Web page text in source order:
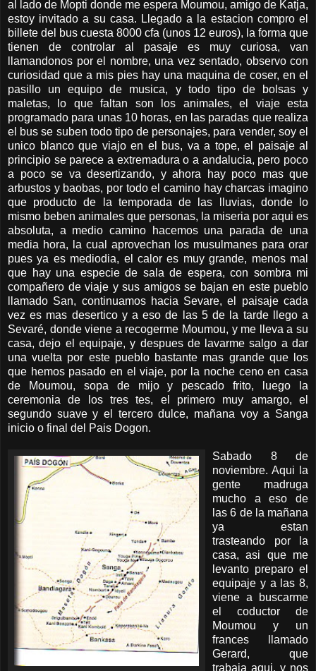
al lado de Mopti donde me espera Moumou, amigo de Katja,
estoy invitado a su casa. Llegado a la estacion compro el
billete del bus cuesta 8000 cfa (unos 12 euros), la forma que
tienen de controlar al pasaje es muy curiosa, van
llamandonos por el nombre, una vez sentado, observo con
curiosidad que a mis pies hay una maquina de coser, en el
pasillo un equipo de musica, y todo tipo de bolsas y
maletas, lo que faltan son los animales, el viaje esta
programado para unas 10 horas, en las paradas que realiza
el bus se suben todo tipo de personajes, para vender, soy el
unico blanco que viajo en el bus, va a tope, el paisaje al
principio se parece a extremadura o a andalucia, pero poco
a poco se va desertizando, y ahora hay poco mas que
arbustos y baobas, por todo el camino hay charcas imagino
que producto de la temporada de las lluvias, donde lo
mismo beben animales que personas, la miseria por aqui es
absoluta, a medio camino hacemos una parada de una
media hora, la cual aprovechan los musulmanes para orar
pues ya es mediodia, el calor es muy grande, menos mal
que hay una especie de sala de espera, con sombra mi
compañero de viaje y sus amigos se bajan en este pueblo
llamado San, continuamos hacia Sevare, el paisaje cada
vez es mas desertico y a eso de las 5 de la tarde llego a
Sevaré, donde viene a recogerme Moumou, y me lleva a su
casa, dejo el equipaje, y despues de lavarme salgo a dar
una vuelta por este pueblo bastante mas grande que los
que hemos pasado en el viaje, por la noche ceno en casa
de Moumou, sopa de mijo y pescado frito, luego la
ceremonia de los tres tes, el primero muy amargo, el
segundo suave y el tercero dulce, mañana voy a Sanga
inicio o final del Pais Dogon.
Sabado 8 de
noviembre. Aqui la
gente madruga
mucho a eso de
las 6 de la mañana
ya estan
trasteando por la
casa, asi que me
levanto preparo el
equipaje y a las 8,
viene a buscarme
el coductor de
Moumou y un
frances llamado
Gerard, que
trabaja aqui, y nos